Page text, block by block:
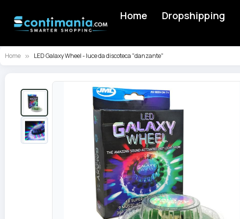
Home Dropshipping
Home LED Galaxy Wheel - luce da discoteca "danzante"
della
galleria